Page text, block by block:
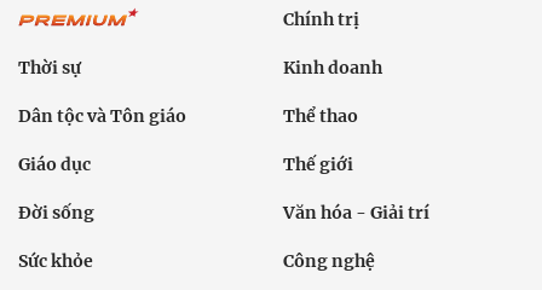
Chính trị
Thời sự Kinh doanh
Dân tộc và Tôn giáo Thể thao
Giáo dục Thế giới
Đời sống Văn hóa - Giải trí
Sức khỏe Công nghệ